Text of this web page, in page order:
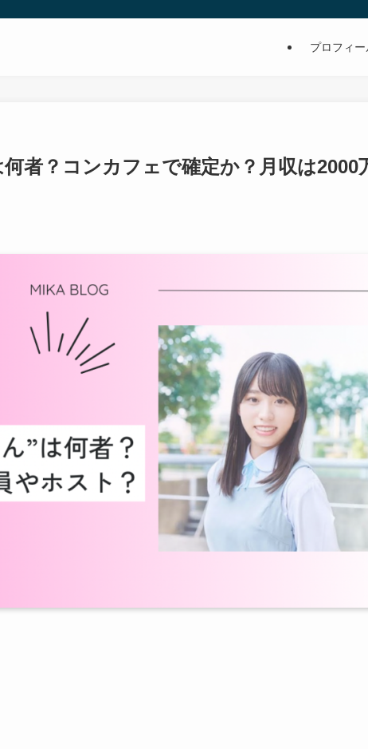
プロフィー
者？コンカフェで確定か？月収は2000